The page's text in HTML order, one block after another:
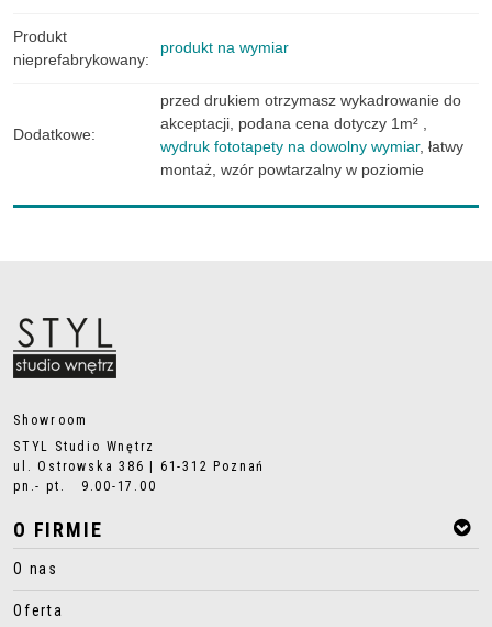
Produkt
nieprefabrykowany:
produkt na wymiar
Dodatkowe:
przed drukiem otrzymasz wykadrowanie do
akceptacji podana cena dotyczy 1m²
wydruk fototapety na dowolny wymiar, łatwy
montaż wzór powtarzalny w poziomie
Showroom
STYL Studio Wnętrz
ul. Ostrowska 386 | 61-312 Poznań
pn.- pt. 9.00-17.00
O FIRMIE
O nas
Oferta